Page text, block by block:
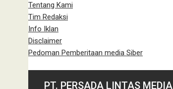
Tentang Kami
Tim Redaksi
Info Iklan
Disclaimer
Pedoman Pemberitaan media Siber
PT. PERSADA LINTAS MEDIA